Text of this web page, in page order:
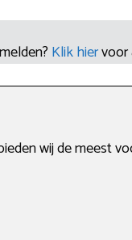
Klik hiervoor
wij de meest